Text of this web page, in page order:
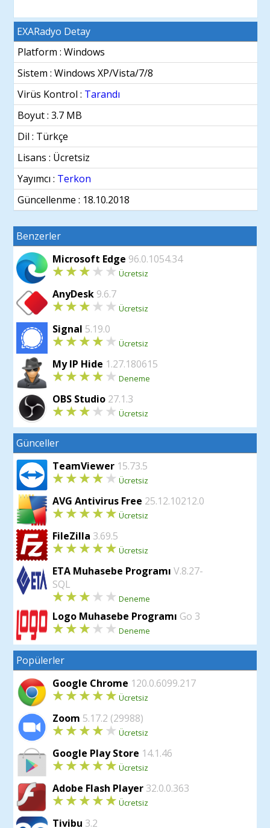
EXARadyo Detay
Platform : Windows
Sistem :Windows XP/Vista/7/8
Virüs Kontrol : Tarandı
Boyut : 3.7 MB
Dil : Türkçe
Lisans : Ücretsiz
Yayımcı : Terkon
Güncellenme : 18.10.2018
Benzerler
Microsoft Edge 96.0.1054.34
Ücretsiz
AnyDesk 9.6.7
Ücretsiz
Signal 5.19.0
Ücretsiz
My IP Hide 1.27.180615
Deneme
OBS Studio 27.1.3
Ücretsiz
Günceller
TeamViewer 15.73.5
Ücretsiz
AVG Antivirus Free 25.12.10212.0
Ücretsiz
FileZilla 3.69.5
Ücretsiz
ETA Muhasebe ProgramıV.8.27-
SQL
Deneme
Logo Muhasebe Programı Go 3
Deneme
Popülerler
Google Chrome 120.0.6099.217
Ücretsiz
Zoom 5.17.2 (29988)
Ücretsiz
Google Play Store 14.1.46
Ücretsiz
Adobe Flash Player 32.0.0.363
Ücretsiz
Tivibu 3.2